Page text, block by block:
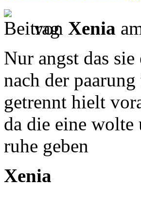
von Xenia
Nur angst das sie
nach der
getrennt hielt
da die eine
ruhe geben
Xenia